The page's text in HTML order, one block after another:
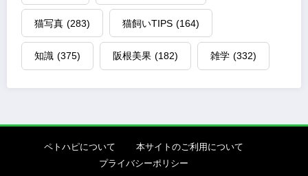
猫写真 (283) 猫飼いTIPS (164)
知識 (375) 阪根美果 (182) 雑学 (332)
ペトハピについて
本サイトのご利用について
プライバシーポリシー